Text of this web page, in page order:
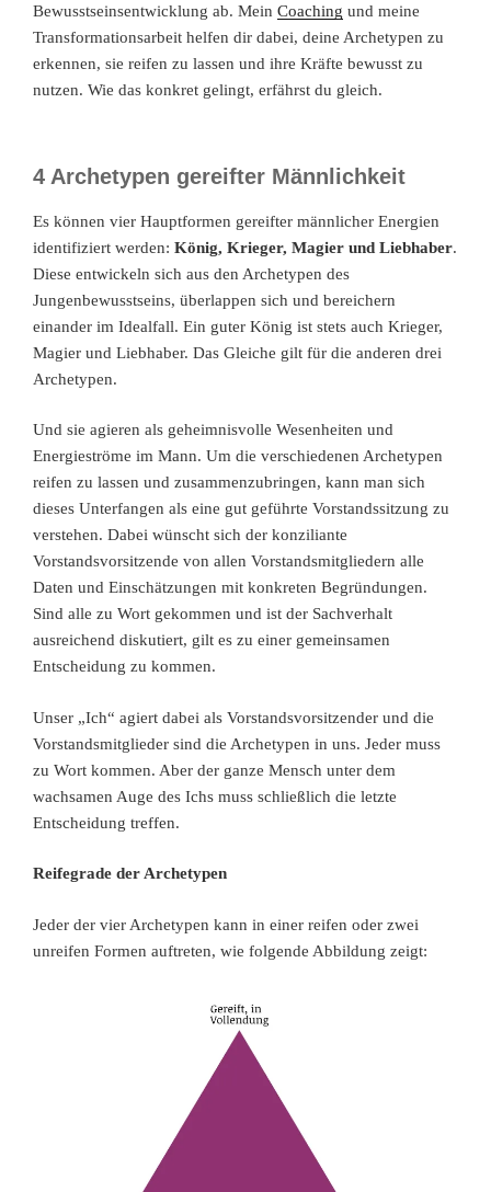
Bewusstseinsentwicklung ab. Mein Coaching und meine
Transformationsarbeit helfen dir dabei, deine Archetypen zu
erkennen, sie reifen zu lassen und ihre Kräfte bewusst zu
nutzen. Wie das konkret gelingt, erfährst du gleich.
4 Archetypen gereifter Männlichkeit
Es können vier Hauptformen gereifter männlicher Energien
identifiziert werden: König, Krieger, Magier und Liebhaber.
Diese entwickeln sich aus den Archetypen des
Jungenbewusstseins, überlappen sich und bereichern
einander im Idealfall. Ein guter König ist stets auch Krieger,
Magier und Liebhaber. Das Gleiche gilt für die anderen drei
Archetypen.
Und sie agieren als geheimnisvolle Wesenheiten und
Energieströme im Mann. Um die verschiedenen Archetypen
reifen zu lassen und zusammenzubringen, kann man sich
dieses Unterfangen als eine gut geführte Vorstandssitzung zu
verstehen. Dabei wünscht sich der konziliante
Vorstandsvorsitzende von allen Vorstandsmitgliedern alle
Daten und Einschätzungen mit konkreten Begründungen.
Sind alle zu Wort gekommen und ist der Sachverhalt
ausreichend diskutiert, gilt es zu einer gemeinsamen
Entscheidung zu kommen.
Unser „Ich“ agiert dabei als Vorstandsvorsitzender und die
Vorstandsmitglieder sind die Archetypen in uns. Jeder muss
zu Wort kommen. Aber der ganze Mensch unter dem
wachsamen Auge des Ichs muss schließlich die letzte
Entscheidung treffen.
Reifegrade der Archetypen
Jeder der vier Archetypen kann in einer reifen oder zwei
unreifen Formen auftreten, wie folgende Abbildung zeigt: